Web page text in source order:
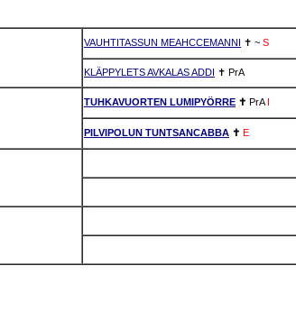
VAUHTITASSUN MEAHCCEMANNI ✝ ~ S
KLÄPPYLETS AVKALAS ADDI ✝ PrA
TUHKAVUORTEN LUMIPYÖRRE ✝ PrA I
PILVIPOLUN TUNTSANCABBA ✝ E